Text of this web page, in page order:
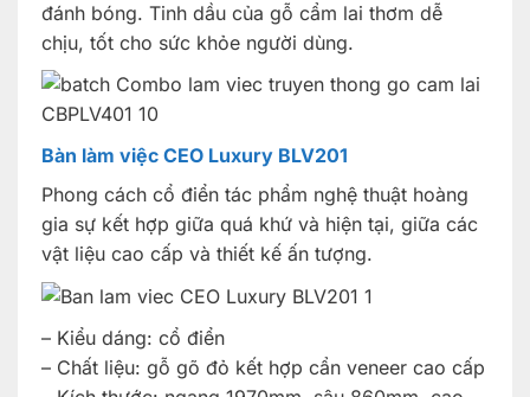
đánh bóng. Tinh dầu của gỗ cẩm lai thơm dễ
chịu, tốt cho sức khỏe người dùng.
Bàn làm việc CEO Luxury BLV201
Phong cách cổ điển tác phẩm nghệ thuật hoàng
gia sự kết hợp giữa quá khứ và hiện tại, giữa các
vật liệu cao cấp và thiết kế ấn tượng.
– Kiểu dáng: cổ điển
– Chất liệu: gỗ gõ đỏ kết hợp cẩn veneer cao cấp